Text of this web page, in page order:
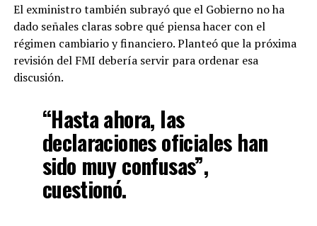
El exministro también subrayó que el Gobierno no ha
dado señales claras sobre qué piensa hacer con el
régimen cambiario y financiero. Planteó que la próxima
revisión del FMI debería servir para ordenar esa
discusión.
“Hasta ahora, las
declaraciones oficiales han
sido muy confusas”,
cuestionó.